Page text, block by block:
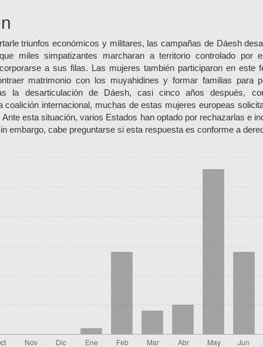
triunfos económicos y militares, las campañas de Dáesh
miles simpatizantes marcharan a territorio controlado por
a sus filas. Las mujeres también participaron en este
matrimonio con los muyahidines y formar familias para
la desarticulación de Dáesh, casi cinco años después,
coalición internacional, muchas de estas mujeres europeas
esta situación, varios Estados han optado por rechazarlas e
embargo, cabe preguntarse si esta respuesta es conforme a